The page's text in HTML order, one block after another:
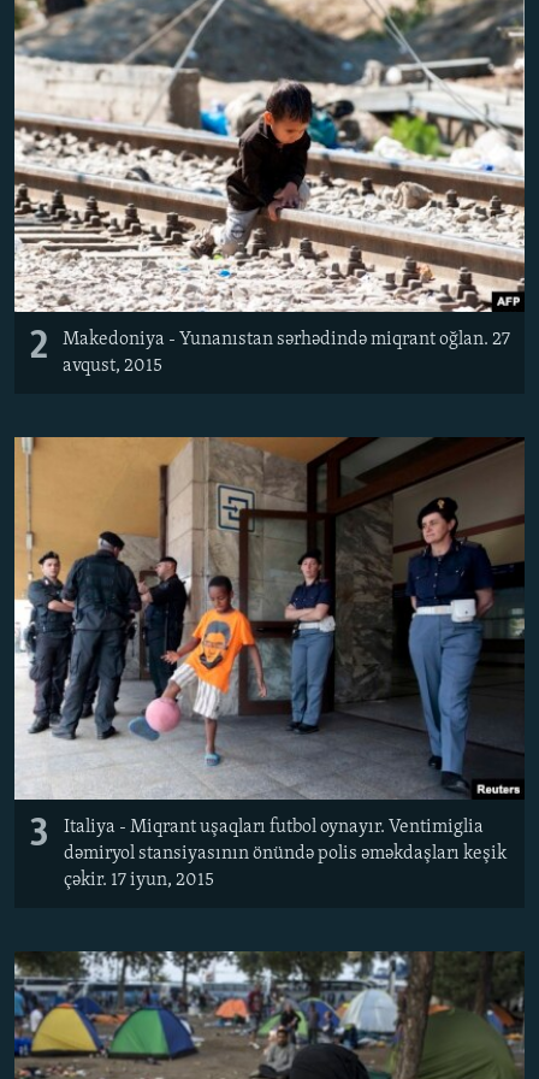
2
Makedoniya - Yunanıstan sərhədində miqrant oğlan. 27
avqust, 2015
3
Italiya - Miqrant uşaqları futbol oynayır. Ventimiglia
dəmiryol stansiyasının önündə polis əməkdaşları keşik
çəkir. 17 iyun, 2015